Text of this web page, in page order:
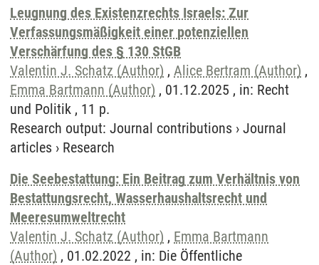
Leugnung des Existenzrechts Israels: Zur
Verfassungsmäßigkeit einer potenziellen
Verschärfung des § 130 StGB
Valentin J. Schatz (Author) , Alice Bertram (Author) ,
Emma Bartmann (Author) , 01.12.2025 , in: Recht
und Politik , 11 p.
Research output: Journal contributions › Journal
articles › Research
Die Seebestattung: Ein Beitrag zum Verhältnis von
Bestattungsrecht, Wasserhaushaltsrecht und
Meeresumweltrecht
Valentin J. Schatz (Author) , Emma Bartmann
(Author) , 01.02.2022 , in: Die Öffentliche